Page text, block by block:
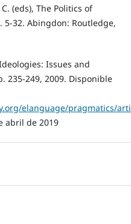
(eds), The Politics of
32. Abingdon: Routledge,
Issues and
235-249, 2009. Disponible
elanguage/pragmatics/
abril de 2019